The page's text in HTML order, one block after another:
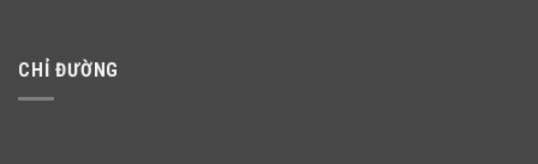
CHỈ ĐƯỜNG